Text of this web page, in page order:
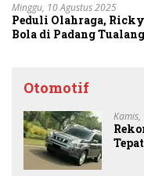
Minggu, 10 Agustus 2025
Peduli Olahraga,
Bola di Padang
Otomotif